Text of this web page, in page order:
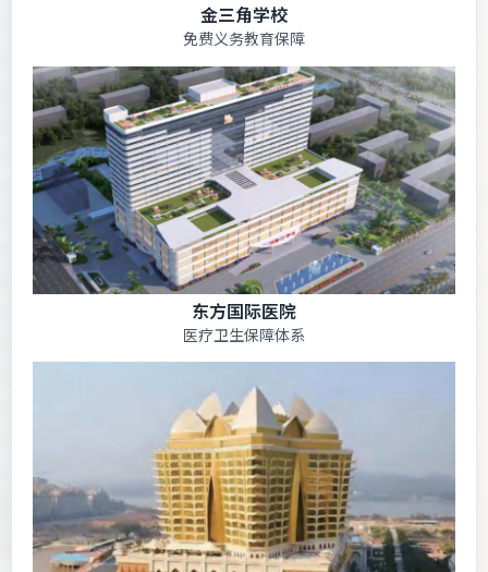
金三角学校
免费义务教育保障
东方国际医院
医疗卫生保障体系